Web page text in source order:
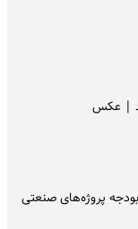
|‌ عکس
مهلک که بودجه پروژه‌های صنعتی